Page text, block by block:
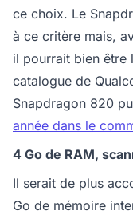
ce choix. Le
à ce critère mais,
il pourrait bien être
catalogue de
Snapdragon 820
année dans le
4 Go de RAM,
Il serait de plus
Go de mémoire